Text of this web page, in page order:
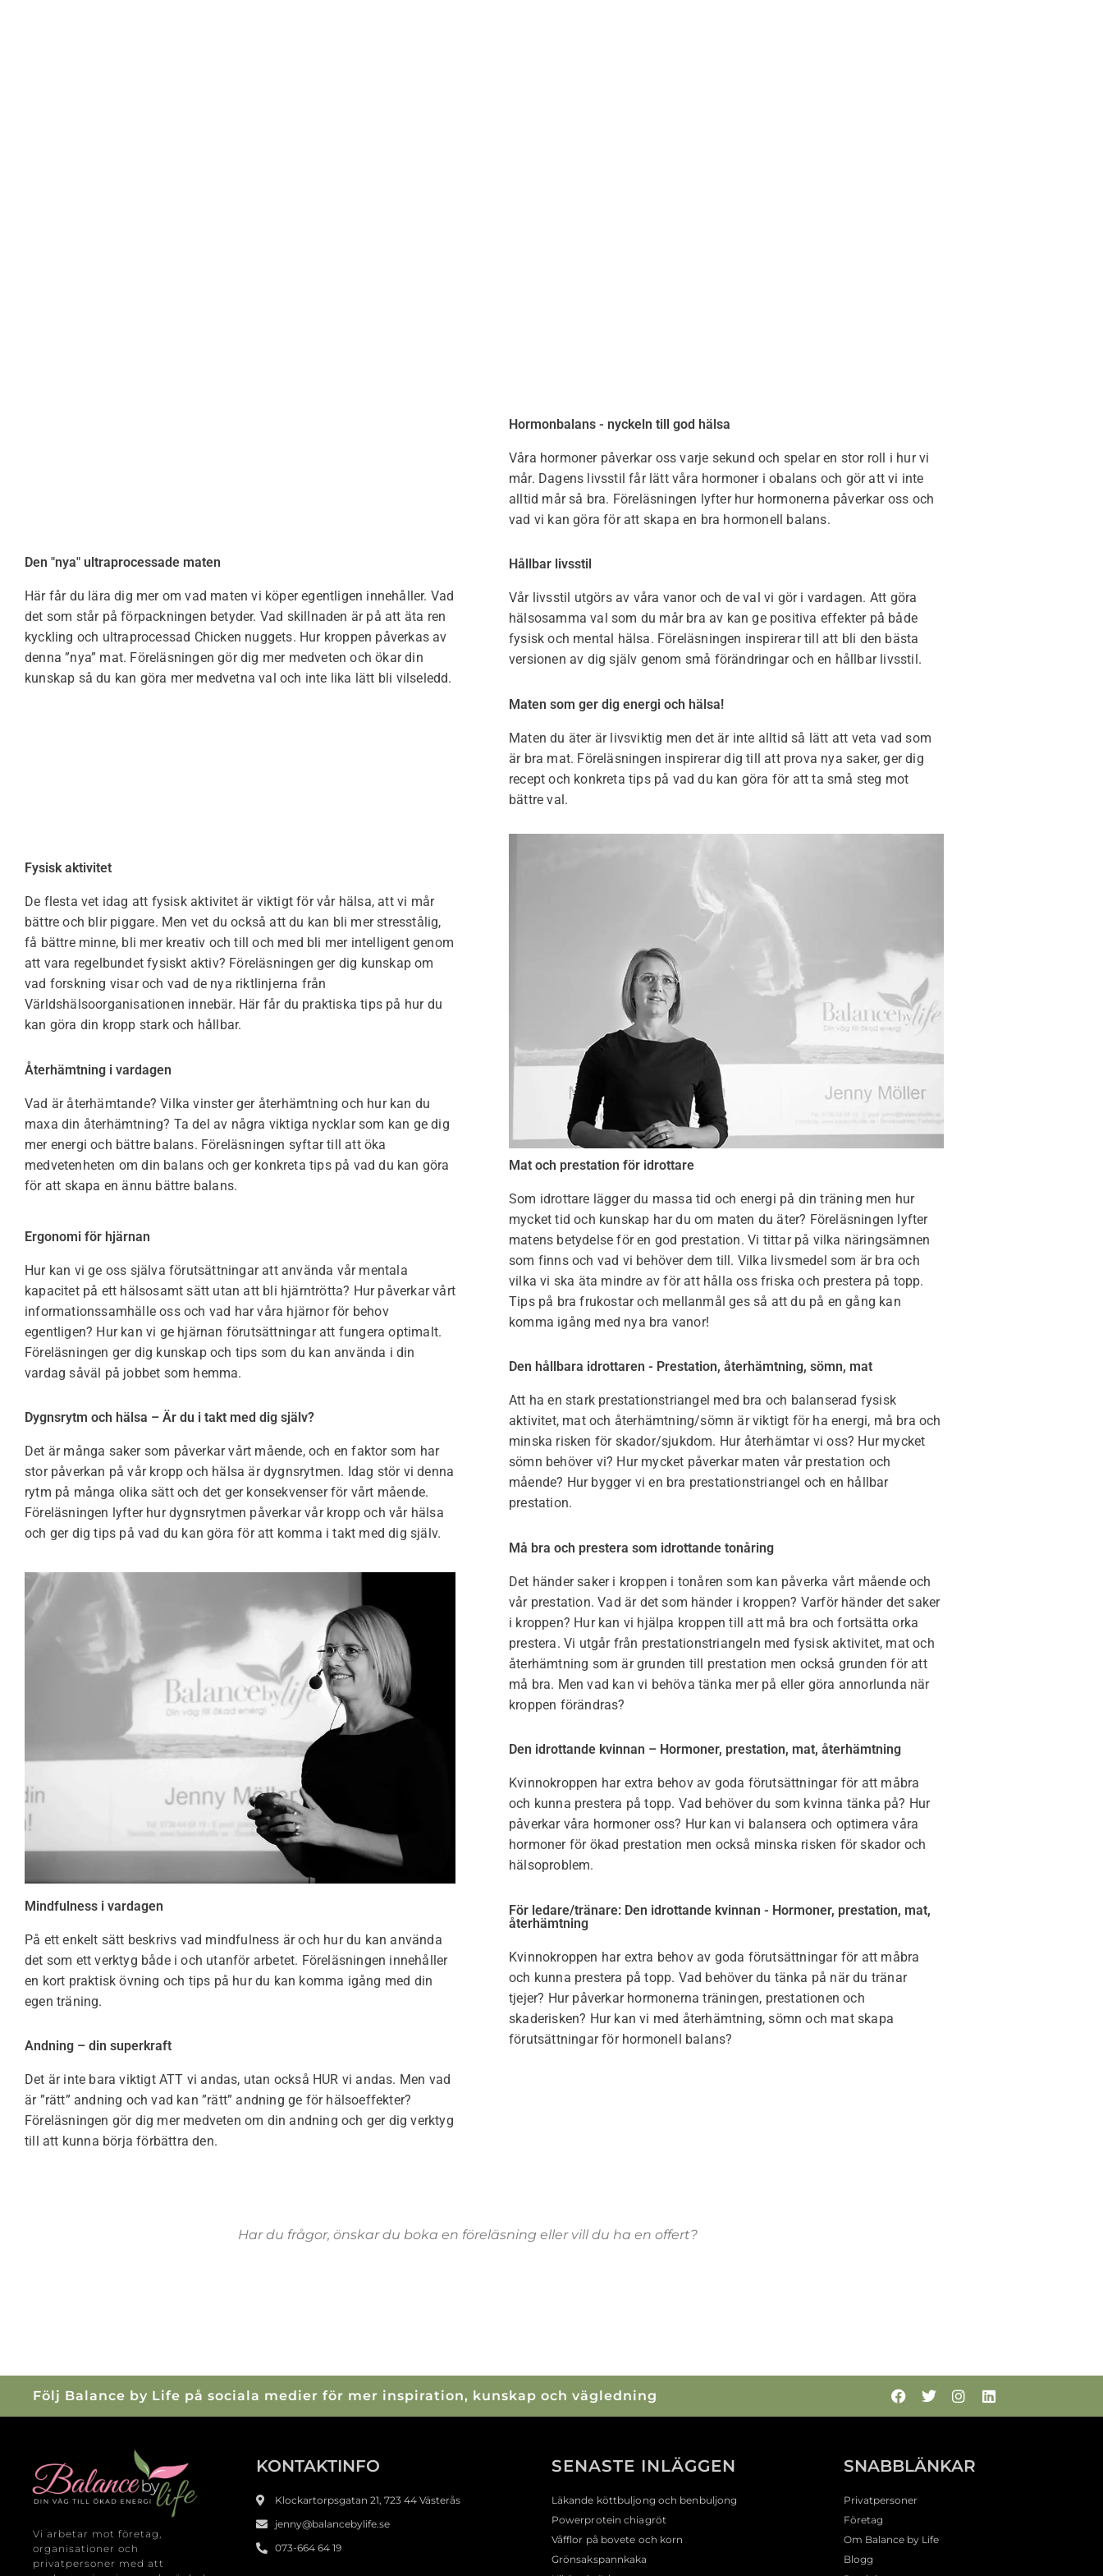
Den "nya" ultraprocessade maten
Här får du lära dig mer om vad maten vi köper egentligen innehåller. Vad
det som står på förpackningen betyder. Vad skillnaden är på att äta ren
kyckling och ultraprocessad Chicken nuggets. Hur kroppen påverkas av
denna ”nya” mat. Föreläsningen gör dig mer medveten och ökar din
kunskap så du kan göra mer medvetna val och inte lika lätt bli vilseledd.
Hormonbalans - nyckeln till god hälsa
Våra hormoner påverkar oss varje sekund och spelar en stor roll i hur vi
mår. Dagens livsstil får lätt våra hormoner i obalans och gör att vi inte
alltid mår så bra. Föreläsningen lyfter hur hormonerna påverkar oss och
vad vi kan göra för att skapa en bra hormonell balans.
Hållbar livsstil
Vår livsstil utgörs av våra vanor och de val vi gör i vardagen. Att göra
hälsosamma val som du mår bra av kan ge positiva effekter på både
fysisk och mental hälsa. Föreläsningen inspirerar till att bli den bästa
versionen av dig själv genom små förändringar och en hållbar livsstil.
Maten som ger dig energi och hälsa!
Maten du äter är livsviktig men det är inte alltid så lätt att veta vad som
är bra mat. Föreläsningen inspirerar dig till att prova nya saker, ger dig
recept och konkreta tips på vad du kan göra för att ta små steg mot
bättre val.
Fysisk aktivitet
De flesta vet idag att fysisk aktivitet är viktigt för vår hälsa, att vi mår
bättre och blir piggare. Men vet du också att du kan bli mer stresstålig,
få bättre minne, bli mer kreativ och till och med bli mer intelligent genom
att vara regelbundet fysiskt aktiv? Föreläsningen ger dig kunskap om
vad forskning visar och vad de nya riktlinjerna från
Världshälsoorganisationen innebär. Här får du praktiska tips på hur du
kan göra din kropp stark och hållbar.
Återhämtning i vardagen
Vad är återhämtande? Vilka vinster ger återhämtning och hur kan du
maxa din återhämtning? Ta del av några viktiga nycklar som kan ge dig
mer energi och bättre balans. Föreläsningen syftar till att öka
medvetenheten om din balans och ger konkreta tips på vad du kan göra
för att skapa en ännu bättre balans.
Ergonomi för hjärnan
Hur kan vi ge oss själva förutsättningar att använda vår mentala
kapacitet på ett hälsosamt sätt utan att bli hjärntrötta? Hur påverkar vårt
informationssamhälle oss och vad har våra hjärnor för behov
egentligen? Hur kan vi ge hjärnan förutsättningar att fungera optimalt.
Föreläsningen ger dig kunskap och tips som du kan använda i din
vardag såväl på jobbet som hemma.
Dygnsrytm och hälsa – Är du i takt med dig själv?
Det är många saker som påverkar vårt mående, och en faktor som har
stor påverkan på vår kropp och hälsa är dygnsrytmen. Idag stör vi denna
rytm på många olika sätt och det ger konsekvenser för vårt mående.
Föreläsningen lyfter hur dygnsrytmen påverkar vår kropp och vår hälsa
och ger dig tips på vad du kan göra för att komma i takt med dig själv.
Mindfulness i vardagen
På ett enkelt sätt beskrivs vad mindfulness är och hur du kan använda
det som ett verktyg både i och utanför arbetet. Föreläsningen innehåller
en kort praktisk övning och tips på hur du kan komma igång med din
egen träning.
Andning – din superkraft
Det är inte bara viktigt ATT vi andas, utan också HUR vi andas. Men vad
är ”rätt” andning och vad kan ”rätt” andning ge för hälsoeffekter?
Föreläsningen gör dig mer medveten om din andning och ger dig verktyg
till att kunna börja förbättra den.
Mat och prestation för idrottare
Som idrottare lägger du massa tid och energi på din träning men hur
mycket tid och kunskap har du om maten du äter? Föreläsningen lyfter
matens betydelse för en god prestation. Vi tittar på vilka näringsämnen
som finns och vad vi behöver dem till. Vilka livsmedel som är bra och
vilka vi ska äta mindre av för att hålla oss friska och prestera på topp.
Tips på bra frukostar och mellanmål ges så att du på en gång kan
komma igång med nya bra vanor!
Den hållbara idrottaren - Prestation, återhämtning, sömn, mat
Att ha en stark prestationstriangel med bra och balanserad fysisk
aktivitet, mat och återhämtning/sömn är viktigt för ha energi, må bra och
minska risken för skador/sjukdom. Hur återhämtar vi oss? Hur mycket
sömn behöver vi? Hur mycket påverkar maten vår prestation och
mående? Hur bygger vi en bra prestationstriangel och en hållbar
prestation.
Må bra och prestera som idrottande tonåring
Det händer saker i kroppen i tonåren som kan påverka vårt mående och
vår prestation. Vad är det som händer i kroppen? Varför händer det saker
i kroppen? Hur kan vi hjälpa kroppen till att må bra och fortsätta orka
prestera. Vi utgår från prestationstriangeln med fysisk aktivitet, mat och
återhämtning som är grunden till prestation men också grunden för att
må bra. Men vad kan vi behöva tänka mer på eller göra annorlunda när
kroppen förändras?
Den idrottande kvinnan – Hormoner, prestation, mat, återhämtning
Kvinnokroppen har extra behov av goda förutsättningar för att måbra
och kunna prestera på topp. Vad behöver du som kvinna tänka på? Hur
påverkar våra hormoner oss? Hur kan vi balansera och optimera våra
hormoner för ökad prestation men också minska risken för skador och
hälsoproblem.
För ledare/tränare: Den idrottande kvinnan - Hormoner, prestation, mat,
återhämtning
Kvinnokroppen har extra behov av goda förutsättningar för att måbra
och kunna prestera på topp. Vad behöver du tänka på när du tränar
tjejer? Hur påverkar hormonerna träningen, prestationen och
skaderisken? Hur kan vi med återhämtning, sömn och mat skapa
förutsättningar för hormonell balans?
Har du frågor, önskar du boka en föreläsning eller vill du ha en offert?
Följ Balance by Life på sociala medier för mer inspiration, kunskap och vägledning
Vi arbetar mot företag,
organisationer och
privatpersoner med att
KONTAKTINFO
Klockartorpsgatan 21, 723 44 Västerås
jenny@balancebylife.se
073-664 64 19
SENASTE INLÄGGEN
Läkande köttbuljong och benbuljong
Powerprotein chiagröt
Våfflor på bovete och korn
Grönsakspannkaka
SNABBLÄNKAR
Privatpersoner
Företag
Om Balance by Life
Blogg